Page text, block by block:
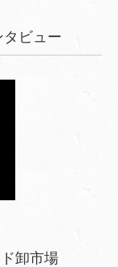
ビュー
卸市場